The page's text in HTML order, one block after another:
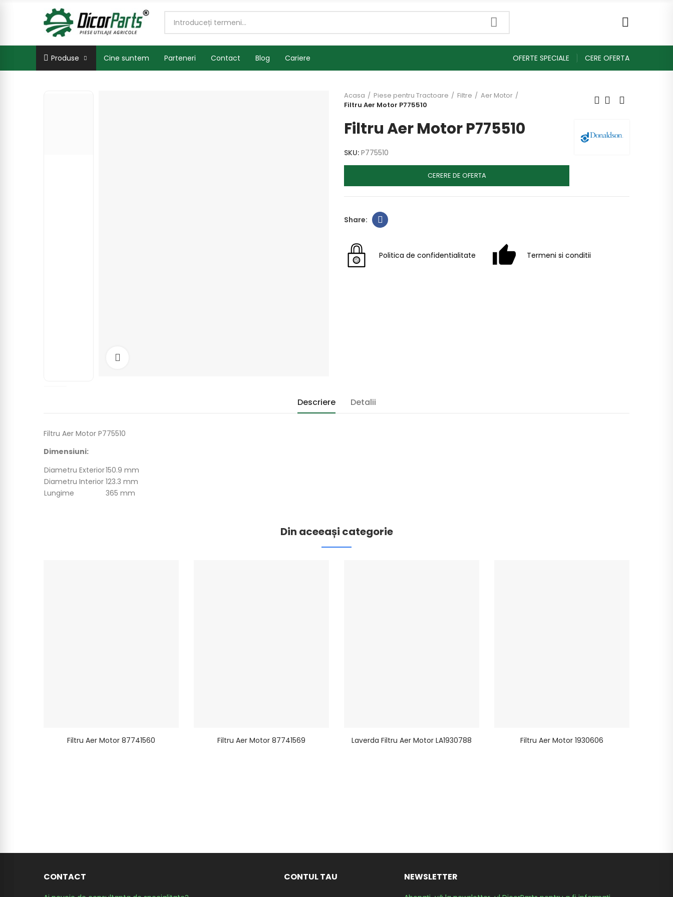
Produse Cine suntem Parteneri Contact Blog Cariere OFERTE SPECIALE CERE OFERTA
Acasa Piese pentru Tractoare Filtre
Aer Motor
Filtru Aer Motor P775510
Filtru Aer Motor P775510
SKU: P775510
CERERE DE OFERTA
Politica de confidentialitate Termeni si conditii
Descriere Detalii
Filtru Aer Motor P775510
Dimensiuni:
Diametru Exterior150.9 mm
Diametru Interior 123.3 mm
Lungime
365 mm
Din aceeași categorie
Filtru Aer Motor 87741560 Filtru Aer Motor 87741569 Laverda Filtru Aer Motor LA1930788 Filtru Aer Motor 1930606
CONTACT CONTUL TAU NEWSLETTER